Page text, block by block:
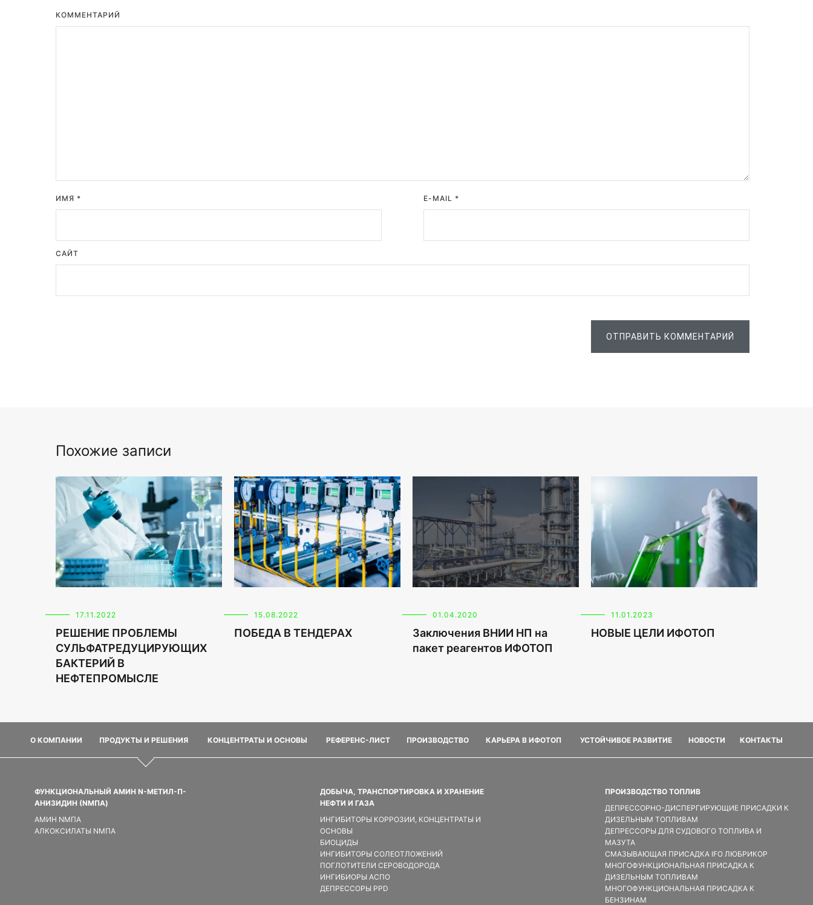
КОММЕНТАРИЙ
ИМЯ * E-MAIL *
САЙТ
ОТПРАВИТЬ КОММЕНТАРИЙ
Похожие записи
17.11.2022
РЕШЕНИЕ ПРОБЛЕМЫ
СУЛЬФАТРЕДУЦИРУЮЩИХ
БАКТЕРИЙ В
НЕФТЕПРОМЫСЛЕ
15.08.2022
ПОБЕДА В ТЕНДЕРАХ
01.04.2020
Заключения ВНИИ НП на
пакет реагентов ИФОТОП
11.01.2023
НОВЫЕ ЦЕЛИ ИФОТОП
О КОМПАНИИ ПРОДУКТЫ И РЕШЕНИЯ КОНЦЕНТРАТЫ И ОСНОВЫ РЕФЕРЕНС-ЛИСТ ПРОИЗВОДСТВО КАРЬЕРА В ИФОТОП УСТОЙЧИВОЕ РАЗВИТИЕ НОВОСТИ КОНТАКТЫ
ФУНКЦИОНАЛЬНЫЙ АМИН N-МЕТИЛ-П-
АНИЗИДИН (NMПA)
АМИН NMПA
АЛКОКСИЛАТЫ NMПA
ДОБЫЧА, ТРАНСПОРТИРОВКА И ХРАНЕНИЕ
НЕФТИ И ГАЗА
ИНГИБИТОРЫ КОРРОЗИИ, КОНЦЕНТРАТЫ И
ОСНОВЫ
БИОЦИДЫ
ИНГИБИТОРЫ СОЛЕОТЛОЖЕНИЙ
ПОГЛОТИТЕЛИ СЕРОВОДОРОДА
ИНГИБИОРЫ АСПО
ДЕПРЕССОРЫ PPD
ПРОИЗВОДСТВО ТОПЛИВ
ДЕПРЕССОРНО-ДИСПЕРГИРУЮЩИЕ ПРИСАДКИ К
ДИЗЕЛЬНЫМ ТОПЛИВАМ
ДЕПРЕССОРЫ ДЛЯ СУДОВОГО ТОПЛИВА И
МАЗУТА
СМАЗЫВАЮЩАЯ ПРИСАДКА IFO ЛЮБРИКОР
МНОГОФУНКЦИОНАЛЬНАЯ ПРИСАДКА К
ДИЗЕЛЬНЫМ ТОПЛИВАМ
МНОГОФУНКЦИОНАЛЬНАЯ ПРИСАДКА К
БЕНЗИНАМ